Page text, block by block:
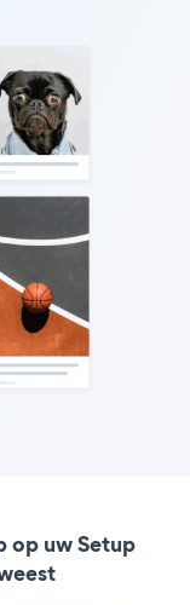
op uw Setup